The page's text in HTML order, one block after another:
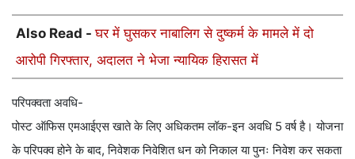
Also Read -घर में घुसकर नाबालिग से दुष्कर्म के मामले में दो
आरोपी गिरफ्तार, अदालत ने भेजा न्यायिक हिरासत में
परिपक्वता अवधि-
पोस्ट ऑफिस एमआईएस खाते के लिए अधिकतम लॉक-इन अवधि 5 वर्ष है। योजना
के परिपक्व होने के बाद, निवेशक निवेशित धन को निकाल या पुनः निवेश कर सकता